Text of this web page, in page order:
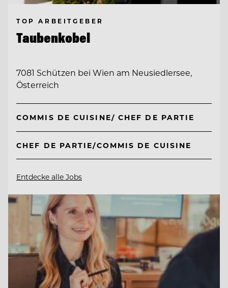
TOP ARBEITGEBER
Taubenkobel
7081 Schützen bei Wien am Neusiedlersee,
Österreich
COMMIS DE CUISINE/ CHEF DE PARTIE
CHEF DE PARTIE/COMMIS DE CUISINE
Entdecke alle Jobs